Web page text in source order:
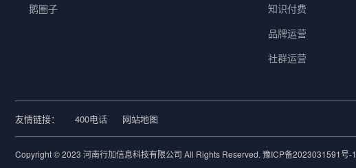
鹅圈子
知识付费
品牌运营
社群运营
友情链接： 400电话 网站地图
Copyright © 2023 河南行加信息科技有限公司 All Rights Reserved. 豫ICP备2023031591号-1